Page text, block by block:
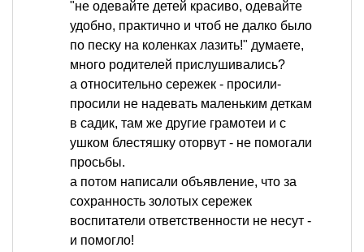
"не одевайте детей красиво, одевайте
удобно, практично и чтоб не далко было
по песку на коленках лазить!" думаете,
много родителей прислушивались?
а относительно сережек - просили-
просили не надевать маленьким деткам
в садик, там же другие грамотеи и с
ушком блестяшку оторвут - не помогали
просьбы.
а потом написали объявление, что за
сохранность золотых сережек
воспитатели ответственности не несут -
и помогло!